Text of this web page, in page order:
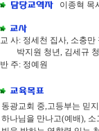
이종혁 목
교 사: 정세천 집사, 소충
박지원 청년, 김세규
반 주: 정예원
동광교회 중,고등부는 믿
하나님을 만나고(예배),